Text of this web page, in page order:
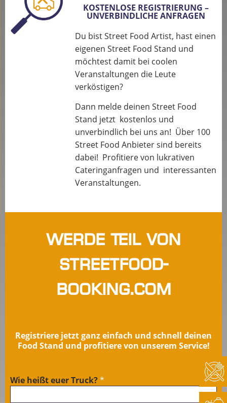
KOSTENLOSE REGISTRIERUNG –
UNVERBINDLICHE ANFRAGEN
Du bist Street Food Artist, hast einen
eigenen Street Food Stand und
möchtest damit bei coolen
Veranstaltungen die Leute
verköstigen?
Dann melde deinen Street Food
Stand jetzt kostenlos und
unverbindlich bei uns an! Über 100
Street Food Anbieter sind bereits
dabei! Profitiere von lukrativen
Cateringanfragen und interessanten
Veranstaltungen.
Werde Teil von
Streetfood-
booking.com
Registriere jetzt ganz einfach und schnell deinen
Food Stand und profitiere von unserem Service!
LIVE Anfrage
Wie heißt euer Truck?*